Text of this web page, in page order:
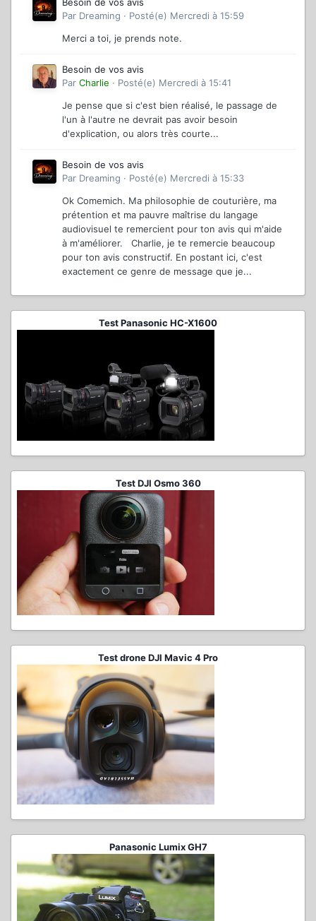
Par Dreaming · Posté(e) Mercredi à 15:59
Merci a toi, je prends note.
Besoin de vos avis
Par Charlie · Posté(e) Mercredi à 15:41
Je pense que si c'est bien réalisé, le passage de
l'un à l'autre ne devrait pas avoir besoin
d'explication, ou alors très courte...
Besoin de vos avis
Par Dreaming · Posté(e) Mercredi à 15:33
Ok Comemich. Ma philosophie de couturière, ma
prétention et ma pauvre maîtrise du langage
audiovisuel te remercient pour ton avis qui m'aide
à m'améliorer. Charlie, je te remercie beaucoup
pour ton avis constructif. En postant ici, c'est
exactement ce genre de message que je...
Test Panasonic HC-X1600
Test DJI Osmo 360
Test drone DJI Mavic 4 Pro
Panasonic Lumix GH7